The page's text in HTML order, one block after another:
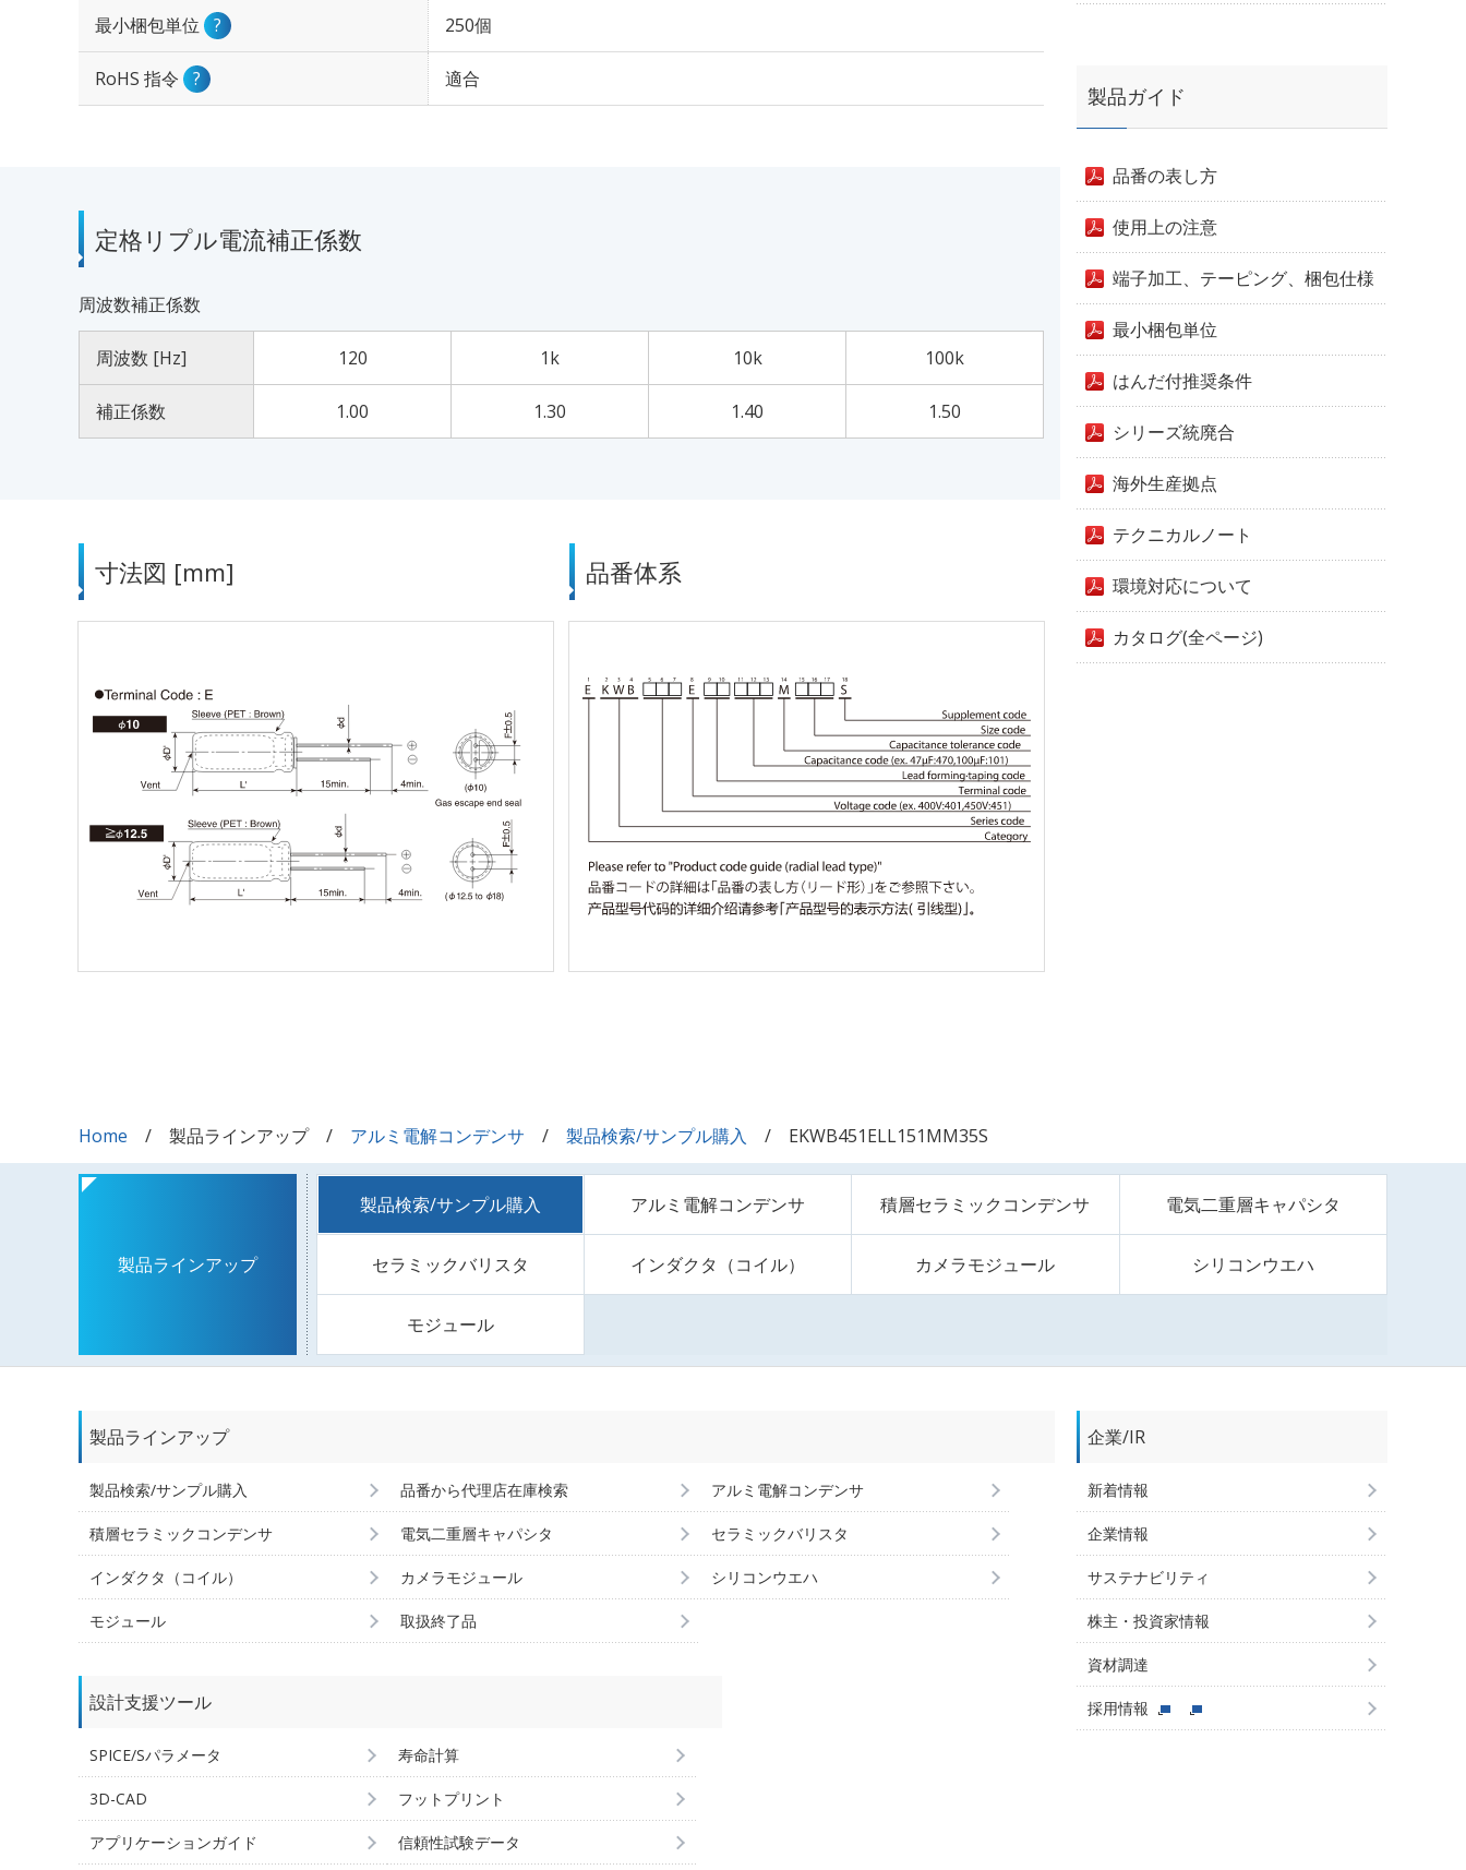
最小梱包単位 ? 250個
RoHS 指令 ? 適合
定格リプル電流補正係数
周波数補正係数
周波数 [Hz] 120 1k 10k 100k
補正係数 1.00 1.30 1.40 1.50
寸法図 [mm] 品番体系
製品ガイド
品番の表し方
使用上の注意
端子加工、テーピング、梱包仕様
最小梱包単位
はんだ付推奨条件
シリーズ統廃合
海外生産拠点
テクニカルノート
環境対応について
カタログ(全ページ)
Home 製品ラインアップ アルミ電解コンデンサ 製品検索/サンプル購入 EKWB451ELL151MM35S
製品ラインアップ
製品検索/サンプル購入 アルミ電解コンデンサ 積層セラミックコンデンサ 電気二重層キャパシタ
セラミックバリスタ インダクタ（コイル） カメラモジュール シリコンウエハ
モジュール
製品ラインアップ
製品検索/サンプル購入 品番から代理店在庫検索 アルミ電解コンデンサ
積層セラミックコンデンサ 電気二重層キャパシタ セラミックバリスタ
インダクタ（コイル） カメラモジュール シリコンウエハ
モジュール 取扱終了品
設計支援ツール
SPICE/Sパラメータ 寿命計算
3D-CAD フットプリント
アプリケーションガイド 信頼性試験データ
企業/IR
新着情報
企業情報
サステナビリティ
株主・投資家情報
資材調達
採用情報